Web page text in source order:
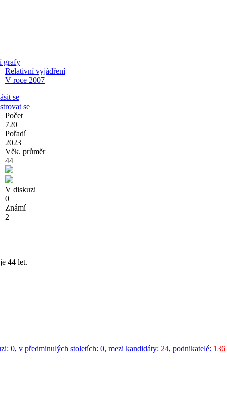
grafy
Relativní vyjádření
V roce 2007
se
se
Počet
720
Pořadí
2023
Věk. průměr
44
V diskuzi
0
Známí
2
44 let.
0, v předminulých stoletích: 0, mezi kandidáty: 24, podnikatelé: 136